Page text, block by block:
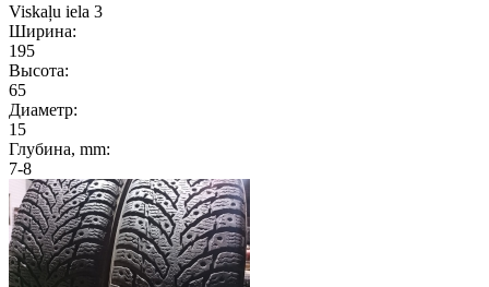
Viskaļu iela 3
Ширина:
195
Высота:
65
Диаметр:
15
Глубина, mm:
7-8